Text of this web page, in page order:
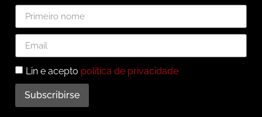
Lin e acepto política de privacidade
Subscribirse